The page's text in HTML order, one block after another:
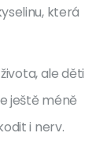
která
ale děti
ještě méně
i nerv.